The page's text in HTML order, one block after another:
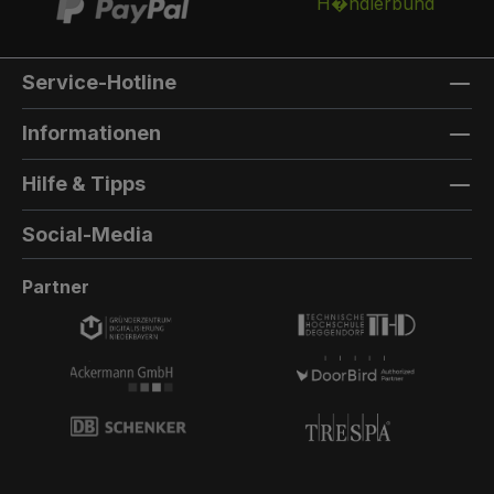
vorne. Außenmaterial: 8mm HPL(High
Firma Trespa Bei Sonderfarbe: Bezeichnung
der TürfarbeGeben Sie hier den Namen Ihrer
Wunschfarbe an.Die Lieferzeit bei
Sonderfarben verlängert sich um 5 bis 6
AußenfarbeGeben Sie hier den Namen der
Wunschfarbe an.Hinweis: Falls Sie die Türfarbe
in der selben Farbe wie die Außenwandfarbe
berechnet wird.Die Lieferzeit bei Sonderfarben
verlängert sich um 5 bis 6 Wochen.
Produktionsstart:Diese Paketbox wird nur
sammeln bis 30. Juni alle Bestellungen und
Service-Hotline
Informationen
Hilfe & Tipps
Social-Media
Partner